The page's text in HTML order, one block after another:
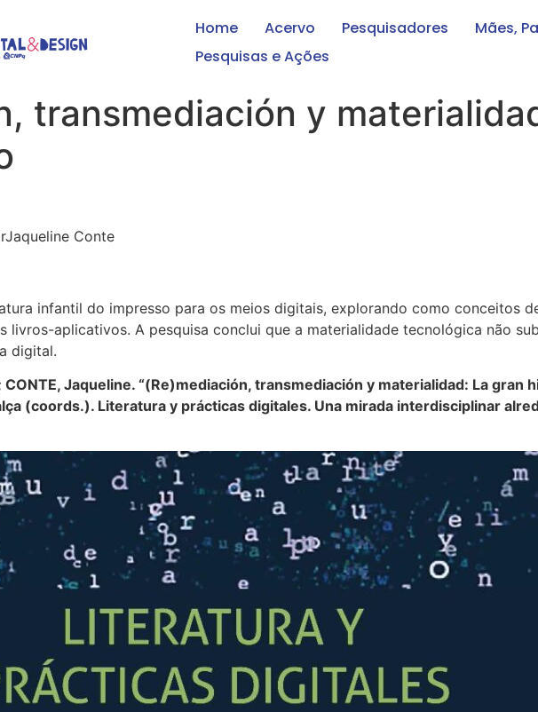
Home Acervo Pesquisadores
Mães,
Pesquisas e Ações
transmediación y
Conte
infantil do impresso para os meios digitais, explorando como conceitos
livros-aplicativos. A pesquisa conclui que a materialidade tecnológica não
digital.
Jaqueline. “(Re)mediación, transmediación y materialidad: La gran
(coords.). Literatura y prácticas digitales. Una mirada interdisciplinar